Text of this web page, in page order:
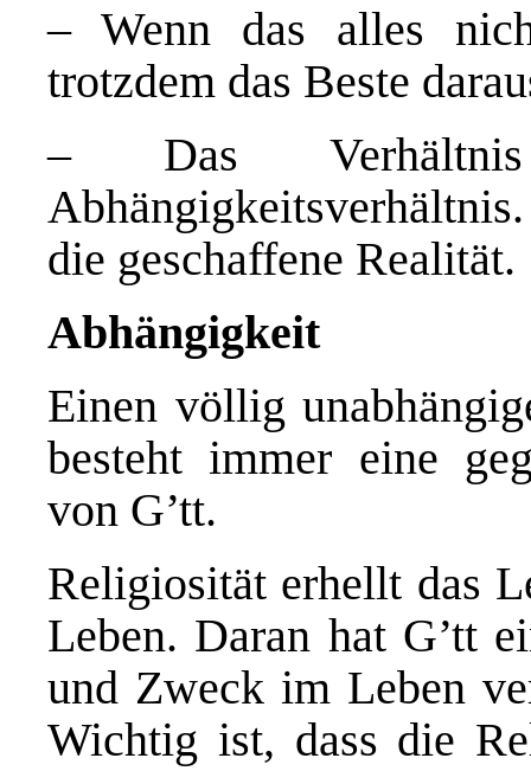
– Wenn das alles
trotzdem das Beste
– Das
die geschaffene Realität.
Abhängigkeit
Einen völlig
besteht immer eine
von G’tt.
Religiosität erhellt das
Leben. Daran hat G’tt
und Zweck im Leben
Wichtig ist, dass die